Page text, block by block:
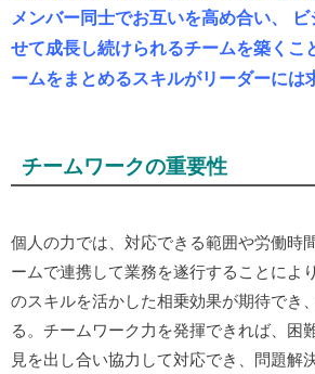
メンバー同士でお互いを高め合い、
せて成長し続けられるチームを築くこ
ームをまとめるスキルがリーダーには
チームワークの重要性
個人の力では、対応できる範囲や労働時
ームで連携して業務を遂行することによ
のスキルを活かした相乗効果が期待でき
る。チームワーク力を発揮できれば、困
見を出し合い協力して対応でき、問題解